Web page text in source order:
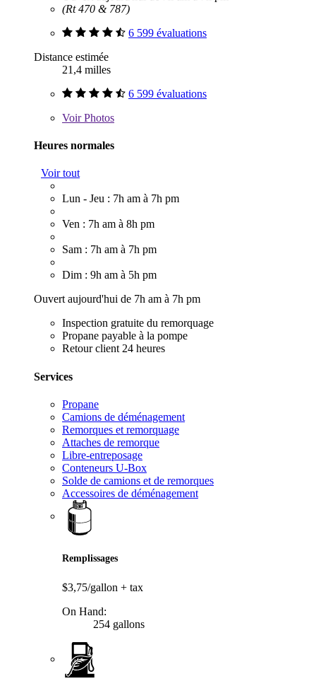
(Rt 470 & 787)
6 599 évaluations
Distance estimée
21,4 milles
6 599 évaluations
VoirPhotos
Heures normales
Voir tout
Lun - Jeu : 7h am à 7h pm
Ven : 7h am à 8h pm
Sam : 7h am à 7h pm
Dim : 9h am à 5h pm
Ouvert aujourd'hui de 7h am à 7h pm
Inspection gratuite du remorquage
Propane payable à la pompe
Retour client 24 heures
Services
Propane
Camions de déménagement
Remorques et remorquage
Attaches de remorque
Libre-entreposage
Conteneurs U-Box
Solde de camions et de remorques
Accessoires de déménagement
Remplissages
$3,75/gallon + tax
On Hand:
254 gallons